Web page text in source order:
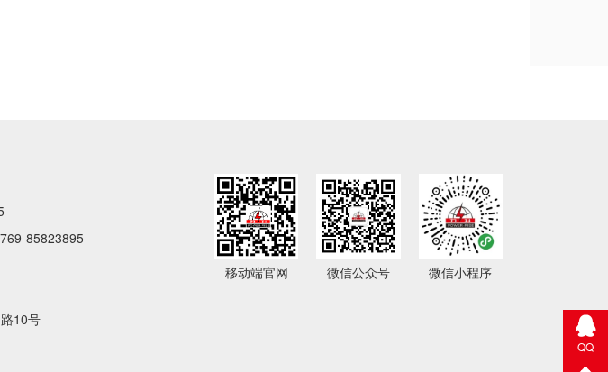
85823895
10号
移动端官网 微信公众号 微信小程序
QQ